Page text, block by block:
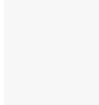
Воїн-земляк
небесних
проходження
залишивши по
Скорботна й гірка
Харківщині обірвалося